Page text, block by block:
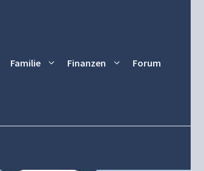
Familie Finanzen Forum